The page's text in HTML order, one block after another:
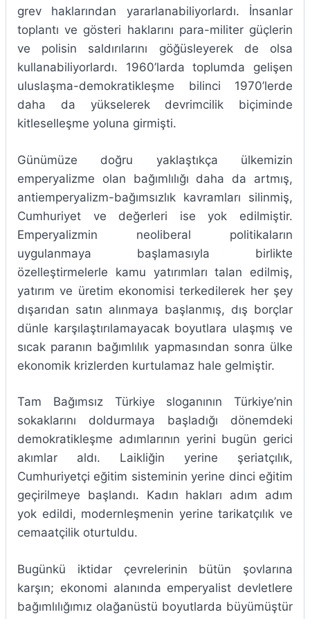
grev haklarından yararlanabiliyorlardı. İnsanlar
toplantı ve gösteri haklarını para-militer güçlerin
ve polisin saldırılarını göğüsleyerek de olsa
kullanabiliyorlardı. 1960’larda toplumda gelişen
uluslaşma-demokratikleşme bilinci 1970’lerde
daha da yükselerek devrimcilik biçiminde
kitleselleşme yoluna girmişti.
Günümüze doğru yaklaştıkça ülkemizin
emperyalizme olan bağımlılığı daha da artmış,
antiemperyalizm-bağımsızlık kavramları silinmiş,
Cumhuriyet ve değerleri ise yok edilmiştir.
Emperyalizmin neoliberal politikaların
uygulanmaya başlamasıyla birlikte
özelleştirmelerle kamu yatırımları talan edilmiş,
yatırım ve üretim ekonomisi terkedilerek her şey
dışarıdan satın alınmaya başlanmış, dış borçlar
dünle karşılaştırılamayacak boyutlara ulaşmış ve
sıcak paranın bağımlılık yapmasından sonra ülke
ekonomik krizlerden kurtulamaz hale gelmiştir.
Tam Bağımsız Türkiye sloganının Türkiye’nin
sokaklarını doldurmaya başladığı dönemdeki
demokratikleşme adımlarının yerini bugün gerici
akımlar aldı. Laikliğin yerine şeriatçılık,
Cumhuriyetçi eğitim sisteminin yerine dinci eğitim
geçirilmeye başlandı. Kadın hakları adım adım
yok edildi, modernleşmenin yerine tarikatçılık ve
cemaatçilik oturtuldu.
Bugünkü iktidar çevrelerinin bütün şovlarına
karşın; ekonomi alanında emperyalist devletlere
bağımlılığımız olağanüstü boyutlarda büyümüştür